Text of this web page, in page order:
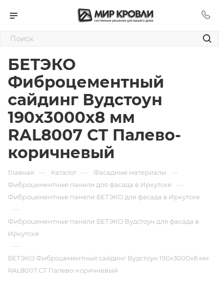
БЕТЭКО
Фиброцементный
сайдинг Вудстоун
190х3000х8 мм
RAL8007 СТ Палево-
коричневый
Главная — Каталог — Фасадные материалы —
Фиброцементные панели для фасада в Иркутске —
Фиброцементные панели БЕТЭКО для фасада в Иркутске
—
Фиброцементные панели БЕТЭКО Вудстоун для фасада в
Иркутске
—
БЕТЭКО Фиброцементный сайдинг Вудстоун 190х3000х8 мм
RAL8007 СТ Палево-коричневый